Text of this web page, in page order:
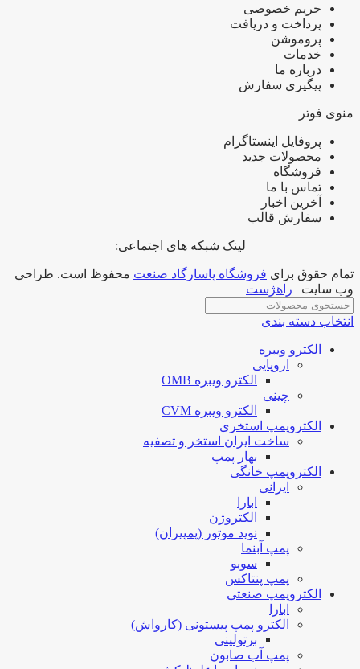
حریم خصوصی
پرداخت و دریافت
پروموشن
خدمات
درباره ما
پیگیری سفارش
منوی فوتر
پروفایل اینستاگرام
محصولات جدید
فروشگاه
تماس با ما
آخرین اخبار
سفارش قالب
لینک شبکه های اجتماعی:
تمام حقوق برای فروشگاه پاسارگاد صنعت محفوظ است. طراحی
وب سایت | راهژست
انتخاب دسته بندی
الکترو ویبره
اروپایی
الکترو ویبره OMB
چینی
الکترو ویبره CVM
الکتروپمپ استخری
ساخت ایران استخر و تصفیه
بهار پمپ
الکتروپمپ خانگی
ایرانی
ابارا
الکتروژن
نوید موتور (پمپیران)
پمپ آبنما
سوبو
پمپ پنتاکس
الکتروپمپ صنعتی
ابارا
الکترو پمپ پیستونی (کارواش)
برتولینی
پمپ آب صابون